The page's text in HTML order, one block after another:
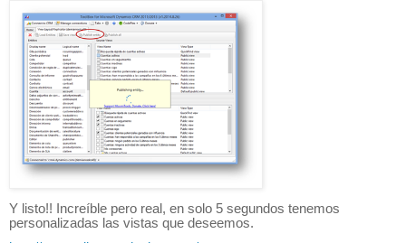
Y listo!! Increíble pero real, en solo 5 segundos tenemos
personalizadas las vistas que deseemos.